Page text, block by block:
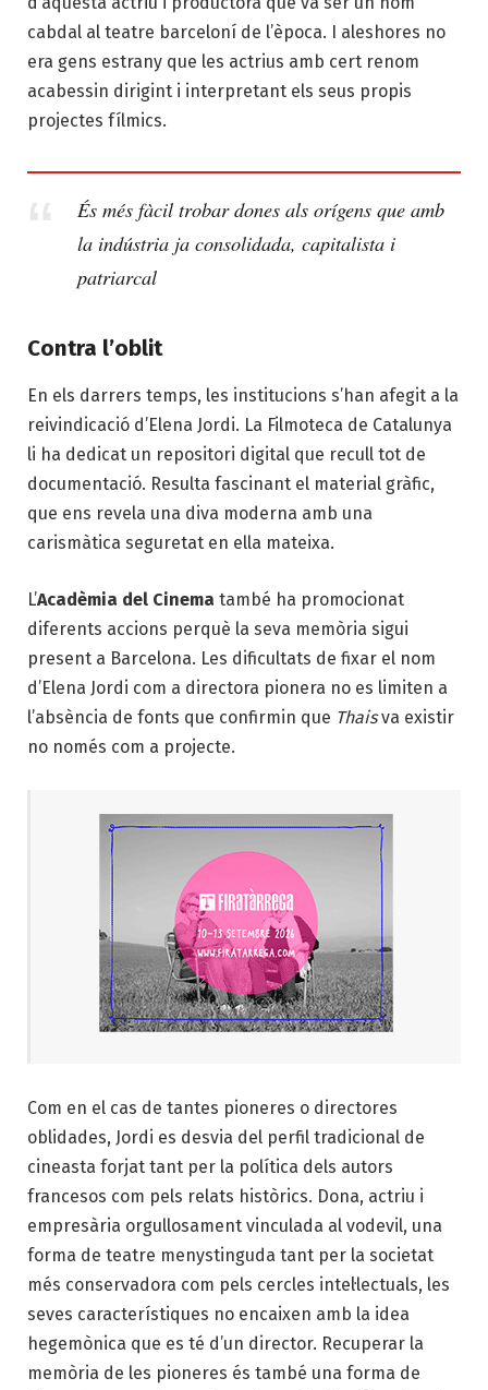
cabdal al teatre barceloní de l’època. I aleshores no
era gens estrany que les actrius amb cert renom
acabessin dirigint i interpretant els seus propis
projectes fílmics.
És més fàcil trobar dones als orígens que amb
la indústria ja consolidada, capitalista i
patriarcal
Contra l’oblit
En els darrers temps, les institucions s’han afegit a la
reivindicació d’Elena Jordi. La Filmoteca de Catalunya
li ha dedicat un repositori digital que recull tot de
documentació. Resulta fascinant el material gràfic,
que ens revela una diva moderna amb una
carismàtica seguretat en ella mateixa.
L’Acadèmia del Cinema també ha promocionat
diferents accions perquè la seva memòria sigui
present a Barcelona. Les dificultats de fixar el nom
d’Elena Jordi com a directora pionera no es limiten a
l’absència de fonts que confirmin que Thaisva existir
no només com a projecte.
Com en el cas de tantes pioneres o directores
oblidades, Jordi es desvia del perfil tradicional de
cineasta forjat tant per la política dels autors
francesos com pels relats històrics. Dona, actriu i
empresària orgullosament vinculada al vodevil, una
forma de teatre menystinguda tant per la societat
més conservadora com pels cercles intel·lectuals, les
seves característiques no encaixen amb la idea
hegemònica que es té d’un director. Recuperar la
memòria de les pioneres és també una forma de